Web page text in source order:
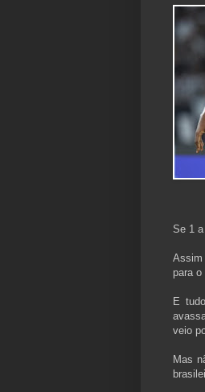
Se 1
Assim
para o
E
veio
Mas